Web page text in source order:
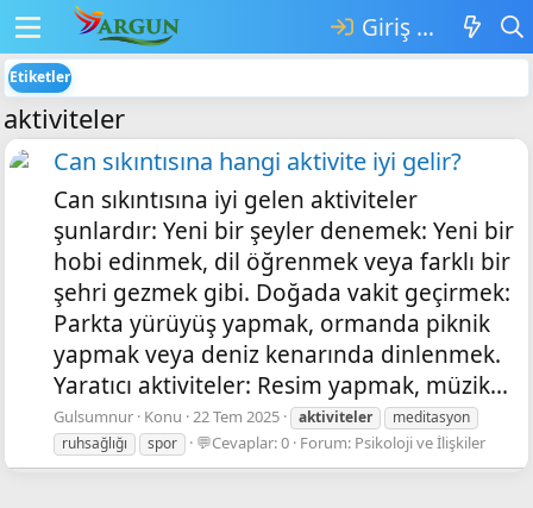
Giriş yap
Etiketler
aktiviteler
Can sıkıntısına hangi aktivite iyi gelir?
Can sıkıntısına iyi gelen aktiviteler
şunlardır: Yeni bir şeyler denemek: Yeni bir
hobi edinmek, dil öğrenmek veya farklı bir
şehri gezmek gibi. Doğada vakit geçirmek:
Parkta yürüyüş yapmak, ormanda piknik
yapmak veya deniz kenarında dinlenmek.
Yaratıcı aktiviteler: Resim yapmak, müzik...
Gulsumnur Konu 22 Tem 2025 aktiviteler
meditasyon
ruhsağlığı
spor 💬Cevaplar: 0 Forum: Psikoloji ve İlişkiler